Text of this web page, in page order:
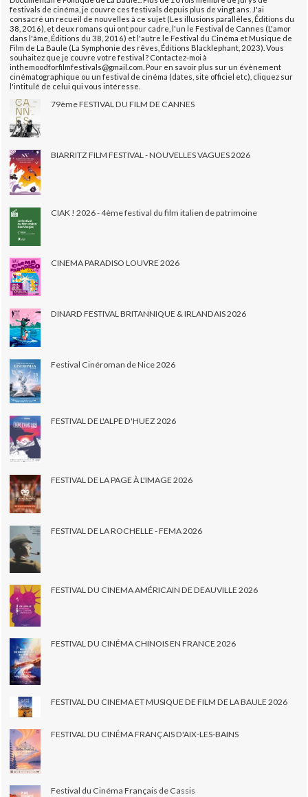
festivals de cinéma, je couvre ces festivals depuis plus de vingt ans. J'ai
consacré un recueil de nouvelles à ce sujet (Les illusions parallèles, Éditions du
38, 2016), et deux romans qui ont pour cadre, l'un le Festival de Cannes (L'amor
dans l'âme, Éditions du 38, 2016) et l'autre le Festival du Cinéma et Musique de
Film de La Baule (La Symphonie des rêves, Éditions Blacklephant, 2023). Vous
souhaitez que je couvre votre festival ? Contactez-moi à
inthemoodforfilmfestivals@gmail.com. Pour en savoir plus sur un évènement
cinématographique ou un festival de cinéma (dates, site officiel etc), cliquez sur
l'intitulé de celui qui vous intéresse.
79ème FESTIVAL DU FILM DE CANNES
BIARRITZ FILM FESTIVAL - NOUVELLES VAGUES 2026
CIAK ! 2026 - 4ème festival du film italien de patrimoine
CINEMA PARADISO LOUVRE 2026
DINARD FESTIVAL BRITANNIQUE & IRLANDAIS 2026
Festival Cinéroman de Nice 2026
FESTIVAL DE L'ALPE D'HUEZ 2026
FESTIVAL DE LA PAGE À L'IMAGE 2026
FESTIVAL DE LA ROCHELLE - FEMA 2026
FESTIVAL DU CINEMA AMÉRICAIN DE DEAUVILLE 2026
FESTIVAL DU CINÉMA CHINOIS EN FRANCE 2026
FESTIVAL DU CINEMA ET MUSIQUE DE FILM DE LA BAULE 2026
FESTIVAL DU CINÉMA FRANÇAIS D'AIX-LES-BAINS
Festival du Cinéma Français de Cassis